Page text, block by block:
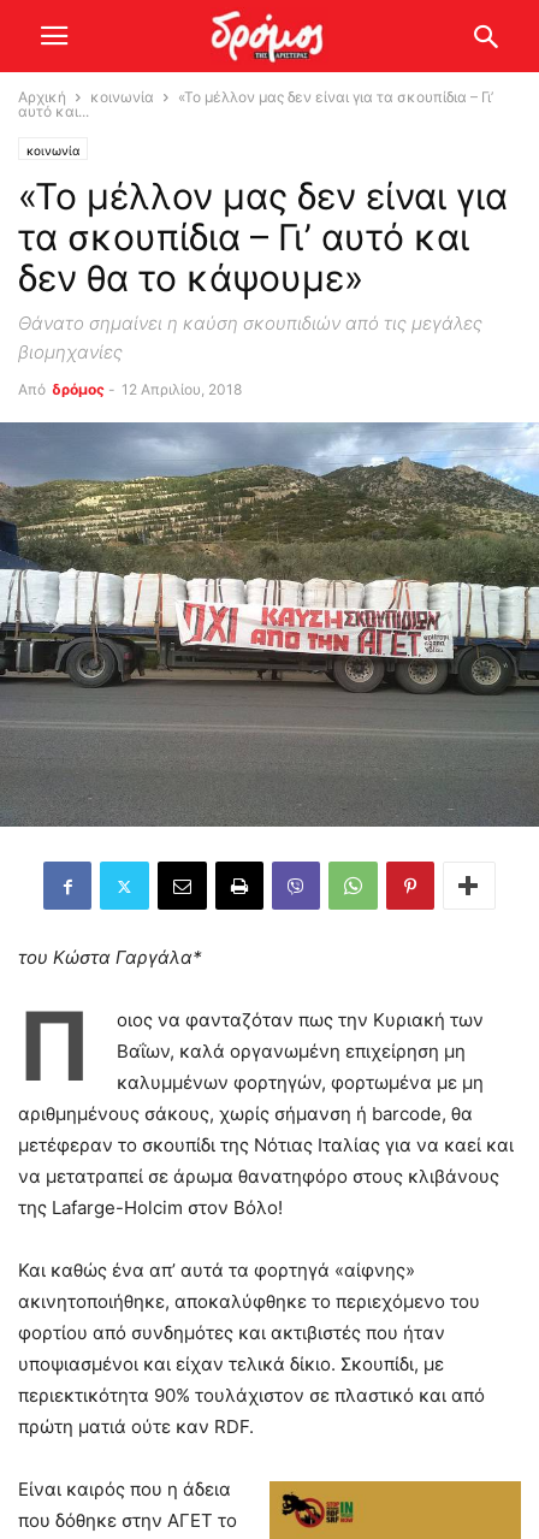
Αρχική κοινωνία
«Το μέλλον μας δεν είναι για τα σκουπίδια – Γι’
αυτό και...
κοινωνία
«Το μέλλον μας δεν είναι για
τα σκουπίδια – Γι’ αυτό και
δεν θα το κάψουμε»
Θάνατο σημαίνει η καύση σκουπιδιών από τις μεγάλες
βιομηχανίες
Από δρόμος - 12 Απριλίου, 2018
του Κώστα Γαργάλα*
Π
οιος να φανταζόταν πως την Κυριακή των
Βαΐων, καλά οργανωμένη επιχείρηση μη
καλυμμένων φορτηγών, φορτωμένα με μη
αριθμημένους σάκους, χωρίς σήμανση ή barcode, θα
μετέφεραν το σκουπίδι της Νότιας Ιταλίας για να καεί και
να μετατραπεί σε άρωμα θανατηφόρο στους κλιβάνους
της Lafarge-Holcim στον Βόλο!
Και καθώς ένα απ’ αυτά τα φορτηγά «αίφνης»
ακινητοποιήθηκε, αποκαλύφθηκε το περιεχόμενο του
φορτίου από συνδημότες και ακτιβιστές που ήταν
υποψιασμένοι και είχαν τελικά δίκιο. Σκουπίδι, με
περιεκτικότητα 90% τουλάχιστον σε πλαστικό και από
πρώτη ματιά ούτε καν RDF.
Είναι καιρός που η άδεια
που δόθηκε στην ΑΓΕΤ το